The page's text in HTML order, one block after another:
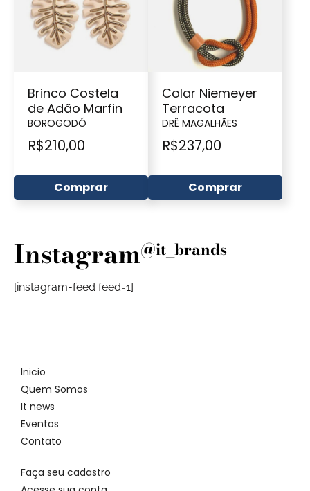
Brinco Costela
de Adão Marfin
BOROGODÓ
R$210,00
Comprar
Colar Niemeyer
Terracota
DRÊ MAGALHÃES
R$237,00
Comprar
Instagram@it_brands
[instagram-feed feed=1]
Inicio
Quem Somos
It news
Eventos
Contato
Faça seu cadastro